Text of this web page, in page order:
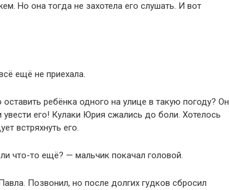
Но она тогда не захотела его слушать. И вот
ещё не приехала.
ребёнка одного на улице в такую погоду? Он
его! Кулаки Юрия сжались до боли. Хотелось
встряхнуть его.
что-то ещё? — мальчик покачал головой.
Позвонил, но после долгих гудков сбросил